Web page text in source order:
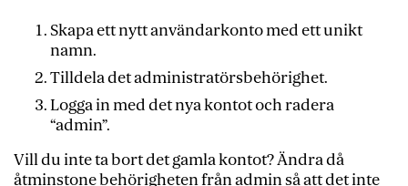
Skapa ett nytt användarkonto med ett unikt
namn.
Tilldela det administratörsbehörighet.
Logga in med det nya kontot och radera
“admin”.
Vill du inte ta bort det gamla kontot? Ändra då
åtminstone behörigheten från admin så att det inte